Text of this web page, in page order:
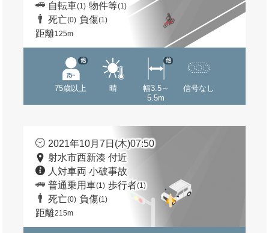
自転車(1) 物件等(1)
死亡(0) 負傷(1)
距離125m
75歳以上
他
晴
幅3.5～
5.5m
他
信号なし
2021年10月7日(木)07:50
射水市西新湊 付近
人対車両 小破事故
普通乗用車(1) 歩行者(1)
死亡(0) 負傷(1)
距離215m